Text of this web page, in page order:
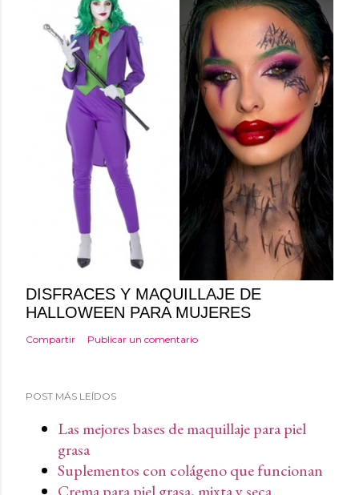
DISFRACES Y MAQUILLAJE DE
HALLOWEEN PARA MUJERES
Compartir Publicar un comentario
POST MÁS LEÍDOS
Las mejores bases de maquillaje para piel
grasa
Suplementos con colágeno que funcionan